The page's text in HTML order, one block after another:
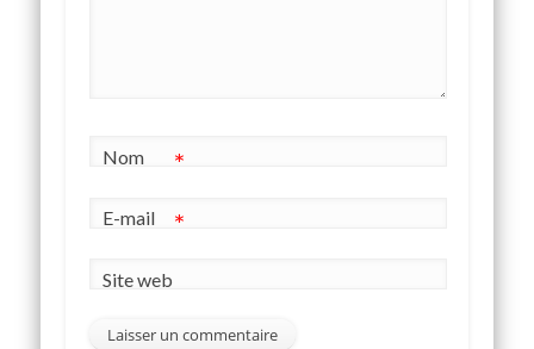
Nom *
E-mail *
Site web